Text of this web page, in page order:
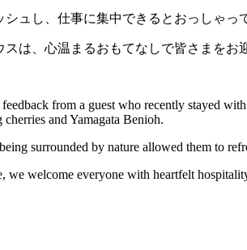
シュし、仕事に集中できるとおっしゃっ
スは、心温まるおもてなしで皆さまを
from a guest who recently stayed
and Yamagata Benioh.
surrounded by nature allowed them to
we welcome everyone with heartfelt